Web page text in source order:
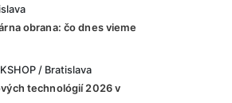
obrana: čo dnes vieme
/ Bratislava
technológií 2026 v